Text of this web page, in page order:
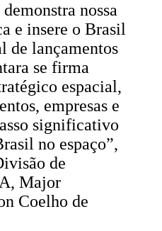
nossa
e insere o Brasil
de lançamentos
se firma
espacial,
empresas e
significativo
no espaço”,
de
Major
Coelho de